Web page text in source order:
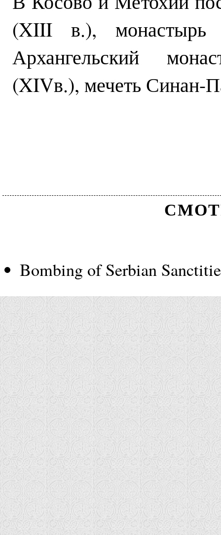
(XIII в.), монастырь
Архангельский
(XIVв.), мечеть Синан-
Bombing of Serbian